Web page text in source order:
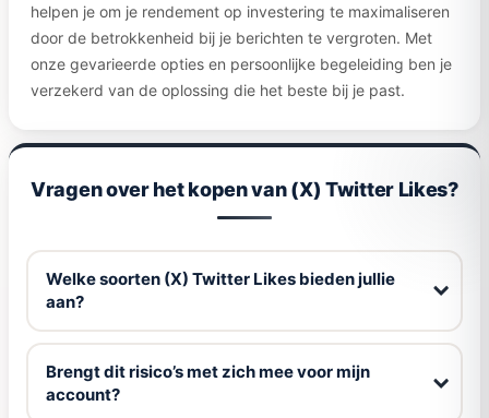
helpen je om je rendement op investering te maximaliseren
door de betrokkenheid bij je berichten te vergroten. Met
onze gevarieerde opties en persoonlijke begeleiding ben je
verzekerd van de oplossing die het beste bij je past.
Vragen over het kopen van (X) Twitter Likes?
Welke soorten (X) Twitter Likes bieden jullie
aan?
Brengt dit risico’s met zich mee voor mijn
account?